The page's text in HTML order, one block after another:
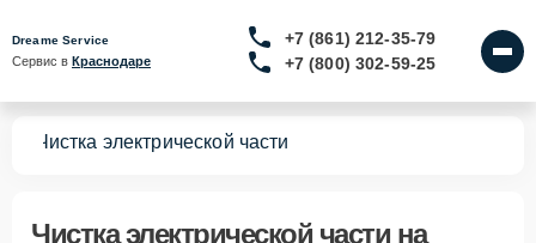
Dreame Service
Сервис в Краснодаре
+7 (861) 212-35-79
+7 (800) 302-59-25
Чистка электрической части
Чистка электрической части на